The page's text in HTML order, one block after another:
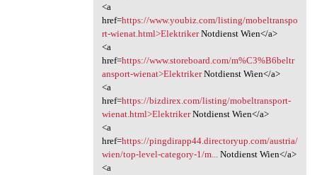
<a
href=https://www.youbiz.com/listing/mobeltranspo
rt-wienat.html>ElektrikerNotdienst Wien</a>
<a
href=https://www.storeboard.com/m%C3%B6beltr
ansport-wienat>ElektrikerNotdienst Wien</a>
<a
href=https://bizdirex.com/listing/mobeltransport-
wienat.html>ElektrikerNotdienst Wien</a>
<a
href=https://pingdirapp44.directoryup.com/austria/
wien/top-level-category-1/m...
Notdienst Wien</a>
<a